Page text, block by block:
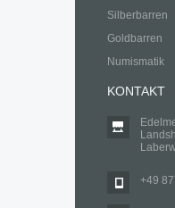
Silberbarren
Goldbarren
Numismatik
KONTAKT
+49